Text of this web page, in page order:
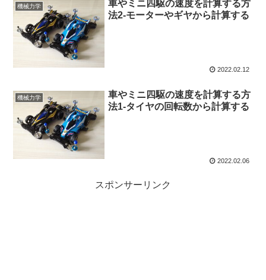
機械力学
車やミニ四駆の速度を計算する方
法2-モーターやギヤから計算する
2022.02.12
機械力学
車やミニ四駆の速度を計算する方
法1-タイヤの回転数から計算する
2022.02.06
スポンサーリンク